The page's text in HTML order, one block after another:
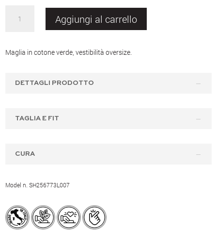
1
Aggiungi al carrello
Maglia in cotone verde, vestibilità oversize.
DETTAGLI PRODOTTO
TAGLIA E FIT
CURA
Model n. SH256773L007